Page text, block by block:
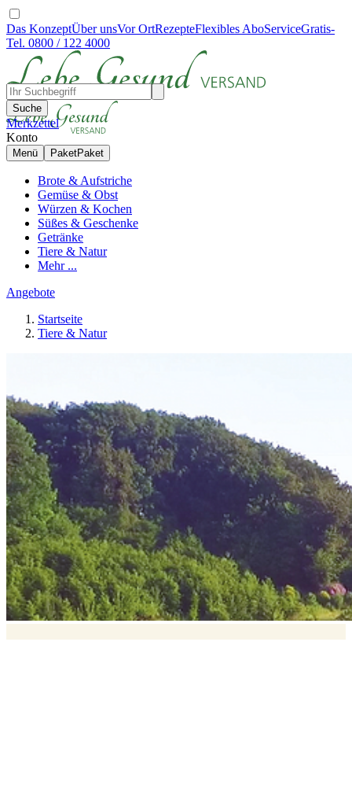
Das KonzeptÜber unsVor OrtRezepteFlexibles AboServiceGratis-
Tel. 0800 / 122 4000
Suche
Merkzettel
Konto
Menü PaketPaket
Brote & Aufstriche
Gemüse & Obst
Würzen & Kochen
Süßes & Geschenke
Getränke
Tiere & Natur
Mehr ...
Angebote
Startseite
Tiere & Natur